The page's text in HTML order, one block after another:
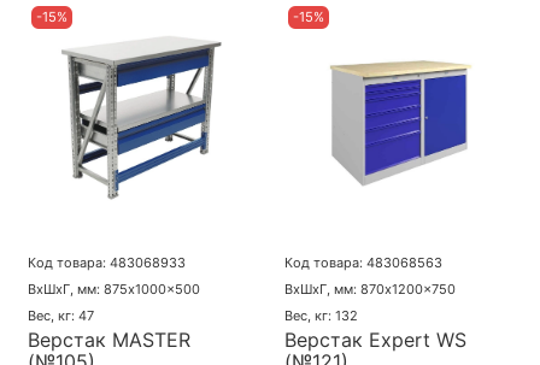
-15%
Код товара: 483068933
ВхШхГ, мм: 875x1000x500
Вес, кг: 47
Верстак MASTER
-15%
Код товара: 483068563
ВхШхГ, мм: 870x1200x750
Вес, кг: 132
Верстак Expert WS